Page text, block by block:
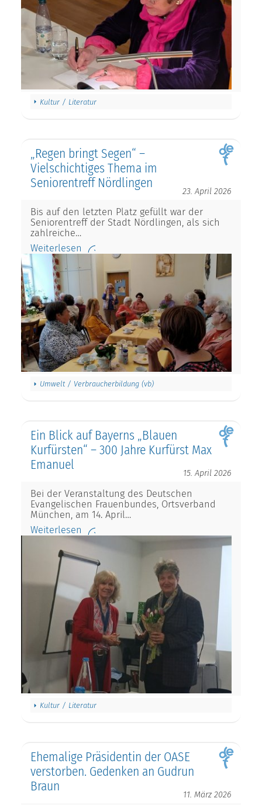
Kultur / Literatur
„Regen bringt Segen“ –
Vielschichtiges Thema im
Seniorentreff Nördlingen
23. April 2026
Bis auf den letzten Platz gefüllt war der
Seniorentreff der Stadt Nördlingen, als sich
zahlreiche…
Weiterlesen
Umwelt / Verbraucherbildung (vb)
Ein Blick auf Bayerns „Blauen
Kurfürsten“ – 300 Jahre Kurfürst Max
Emanuel
15. April 2026
Bei der Veranstaltung des Deutschen
Evangelischen Frauenbundes, Ortsverband
München, am 14. April…
Weiterlesen
Kultur / Literatur
Ehemalige Präsidentin der OASE
verstorben. Gedenken an Gudrun
Braun
11. März 2026